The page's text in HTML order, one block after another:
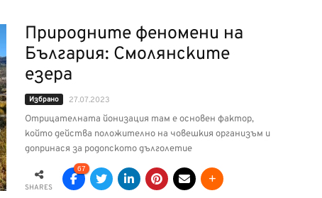
Природните феномени на
България: Смолянските
езера
Избрано 27.07.2023
Отрицателната йонизация там е основен фактор,
който действа положително на човешкия организъм и
допринася за родопското дълголетие
SHARES
67